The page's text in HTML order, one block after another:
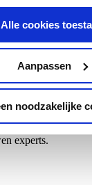
Alle cookies
Aanpassen
noodzakelijke
trekt kleine
en komende
Geen enkel
strenge winter is
experts.